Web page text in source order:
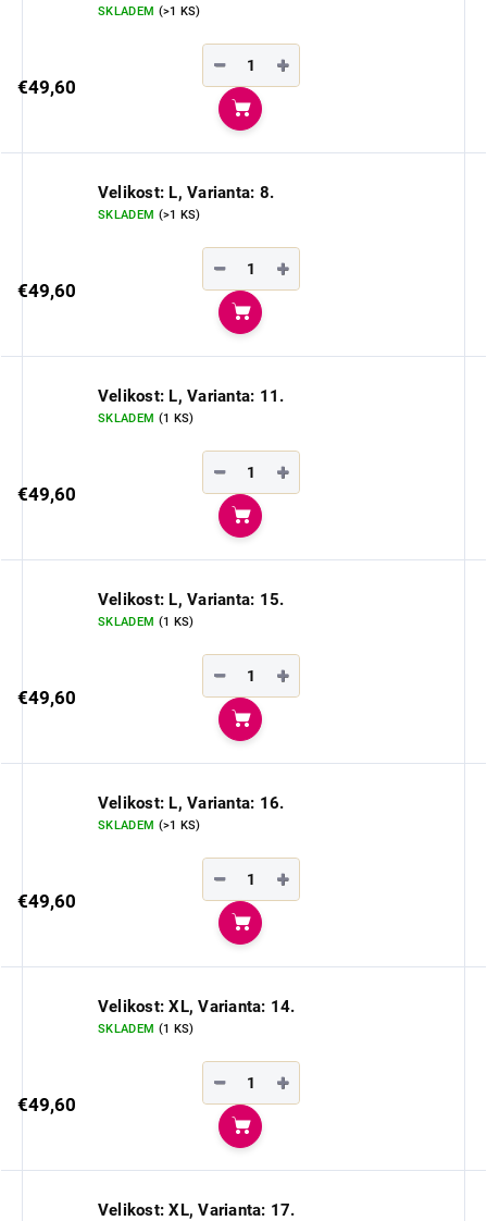
SKLADEM (>1 KS)
€49,60
+
−
Do košíka
Velikost: L, Varianta: 8.
SKLADEM (>1 KS)
€49,60
+
−
Do košíka
Velikost: L, Varianta: 11.
SKLADEM (1 KS)
€49,60
+
−
Do košíka
Velikost: L, Varianta: 15.
SKLADEM (1 KS)
€49,60
+
−
Do košíka
Velikost: L, Varianta: 16.
SKLADEM (>1 KS)
€49,60
+
−
Do košíka
Velikost: XL, Varianta: 14.
SKLADEM (1 KS)
€49,60
+
−
Do košíka
Velikost: XL, Varianta: 17.